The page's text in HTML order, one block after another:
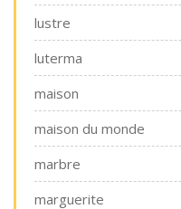
lustre
luterma
maison
maison du monde
marbre
marguerite